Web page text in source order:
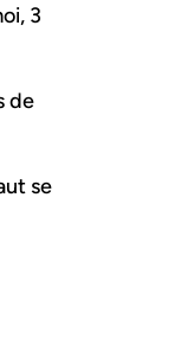
3
de
se